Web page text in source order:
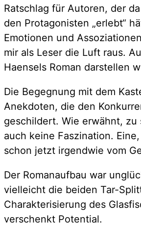
Ratschlag für Autoren, der
den Protagonisten „erlebt“
Emotionen und
mir als Leser die Luft raus.
Haensels Roman darstellen
Die Begegnung mit dem
Anekdoten, die den
geschildert. Wie erwähnt,
auch keine Faszination.
schon jetzt irgendwie vom
Der Romanaufbau war
vielleicht die beiden Tar-
Charakterisierung des
verschenkt Potential.